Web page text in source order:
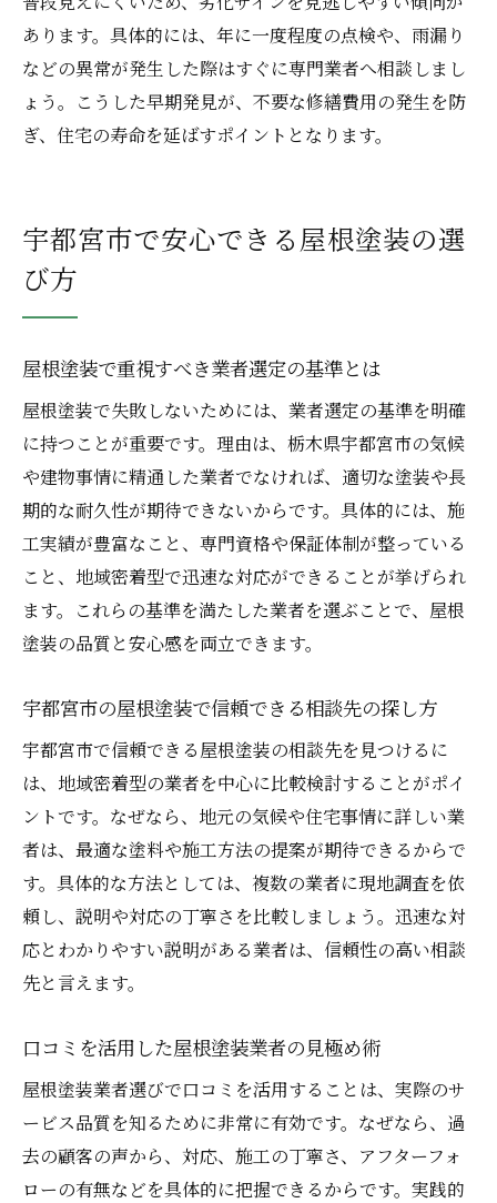
あります。具体的には、年に一度程度の点検や、雨漏り
などの異常が発生した際はすぐに専門業者へ相談しまし
ょう。こうした早期発見が、不要な修繕費用の発生を防
ぎ、住宅の寿命を延ばすポイントとなります。
宇都宮市で安心できる屋根塗装の選
び方
屋根塗装で重視すべき業者選定の基準とは
屋根塗装で失敗しないためには、業者選定の基準を明確
に持つことが重要です。理由は、栃木県宇都宮市の気候
や建物事情に精通した業者でなければ、適切な塗装や長
期的な耐久性が期待できないからです。具体的には、施
工実績が豊富なこと、専門資格や保証体制が整っている
こと、地域密着型で迅速な対応ができることが挙げられ
ます。これらの基準を満たした業者を選ぶことで、屋根
塗装の品質と安心感を両立できます。
宇都宮市の屋根塗装で信頼できる相談先の探し方
宇都宮市で信頼できる屋根塗装の相談先を見つけるに
は、地域密着型の業者を中心に比較検討することがポイ
ントです。なぜなら、地元の気候や住宅事情に詳しい業
者は、最適な塗料や施工方法の提案が期待できるからで
す。具体的な方法としては、複数の業者に現地調査を依
頼し、説明や対応の丁寧さを比較しましょう。迅速な対
応とわかりやすい説明がある業者は、信頼性の高い相談
先と言えます。
口コミを活用した屋根塗装業者の見極め術
屋根塗装業者選びで口コミを活用することは、実際のサ
ービス品質を知るために非常に有効です。なぜなら、過
去の顧客の声から、対応、施工の丁寧さ、アフターフォ
ローの有無などを具体的に把握できるからです。実践的